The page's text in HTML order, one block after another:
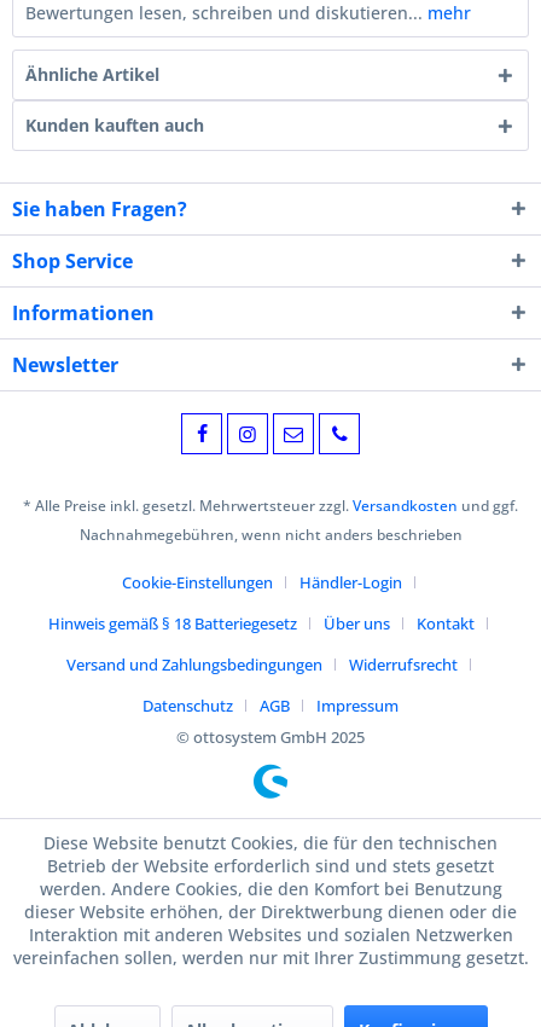
Bewertungen lesen, schreiben und diskutieren... mehr
Ähnliche Artikel
Kunden kauften auch
Sie haben Fragen?
Shop Service
Informationen
Newsletter
* Alle Preise inkl. gesetzl. Mehrwertsteuer zzgl.Versandkosten und ggf.
Nachnahmegebühren, wenn nicht anders beschrieben
Cookie-Einstellungen
Händler-Login
Hinweis gemäß § 18 Batteriegesetz
Über uns
Kontakt
Versand und Zahlungsbedingungen
Widerrufsrecht
Datenschutz
AGB
Impressum
© ottosystem GmbH 2025
Diese Website benutzt Cookies, die für den technischen
Betrieb der Website erforderlich sind und stets gesetzt
werden. Andere Cookies, die den Komfort bei Benutzung
dieser Website erhöhen, der Direktwerbung dienen oder die
Interaktion mit anderen Websites und sozialen Netzwerken
vereinfachen sollen, werden nur mit Ihrer Zustimmung gesetzt.